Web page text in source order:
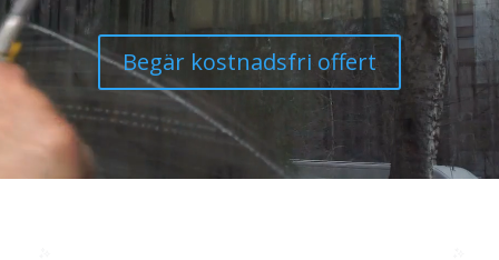
Begär kostnadsfri offert